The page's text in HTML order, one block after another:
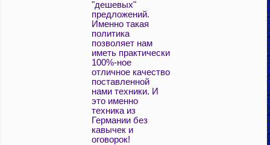
"дешевых"
предложений.
Именно такая
политика
позволяет нам
иметь практически
100%-ное
отличное качество
поставленной
нами техники. И
это именно
техника из
Германии без
кавычек и
оговорок!